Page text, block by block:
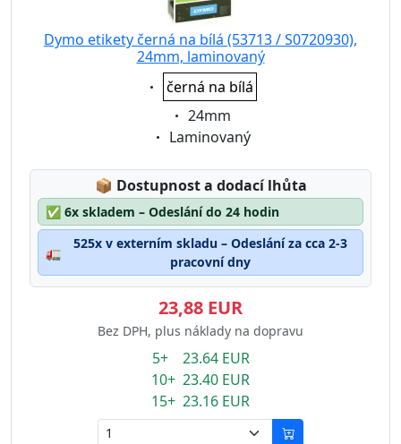
Dymo etikety černá na bílá (53713 / S0720930),
24mm, laminovaný
Eigenschaft:
černá na bílá
Eigenschaft:
24mm
Eigenschaft:
Laminovaný
📦 Lagerstatus:
Dostupnost a dodací lhůta
✅ 6x skladem – Odeslání do 24 hodin
🚛
525x v externím skladu – Odeslání za cca 2-3
pracovní dny
23,88 EUR
Bez DPH, plus náklady na dopravu
5+ 23.64 EUR
10+ 23.40 EUR
15+ 23.16 EUR